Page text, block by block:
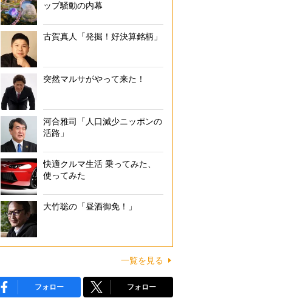
ップ騒動の内幕
古賀真人「発掘！好決算銘柄」
突然マルサがやって来た！
河合雅司「人口減少ニッポンの
活路」
快適クルマ生活 乗ってみた、
使ってみた
大竹聡の「昼酒御免！」
一覧を見る
フォロー フォロー